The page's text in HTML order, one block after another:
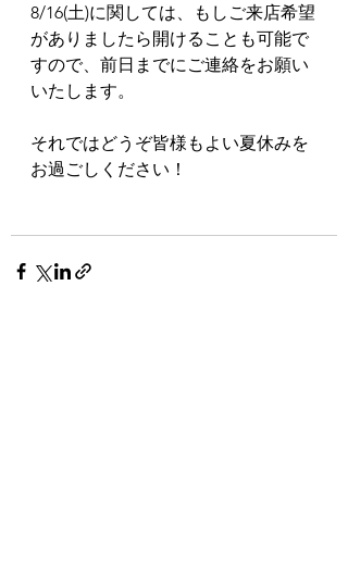
8/16(土)に関しては、もしご来店希望
がありましたら開けることも可能で
すので、前日までにご連絡をお願い
いたします。
それではどうぞ皆様もよい夏休みを
お過ごしください！